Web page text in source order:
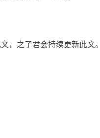
，之了君会持续更新此文。